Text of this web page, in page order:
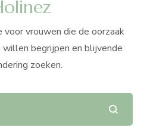
vrouwen die de oorzaak
willen begrijpen en blijvende
zoeken.